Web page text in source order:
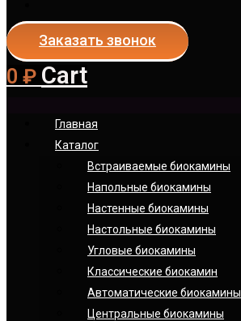
Заказать звонок
0 ₽ Cart
Главная
Каталог
Встраиваемые биокамины
Напольные биокамины
Настенные биокамины
Настoльные биокамины
Угловые биокамины
Классические биокамин
Автоматические биокамины
Центральные биокамины